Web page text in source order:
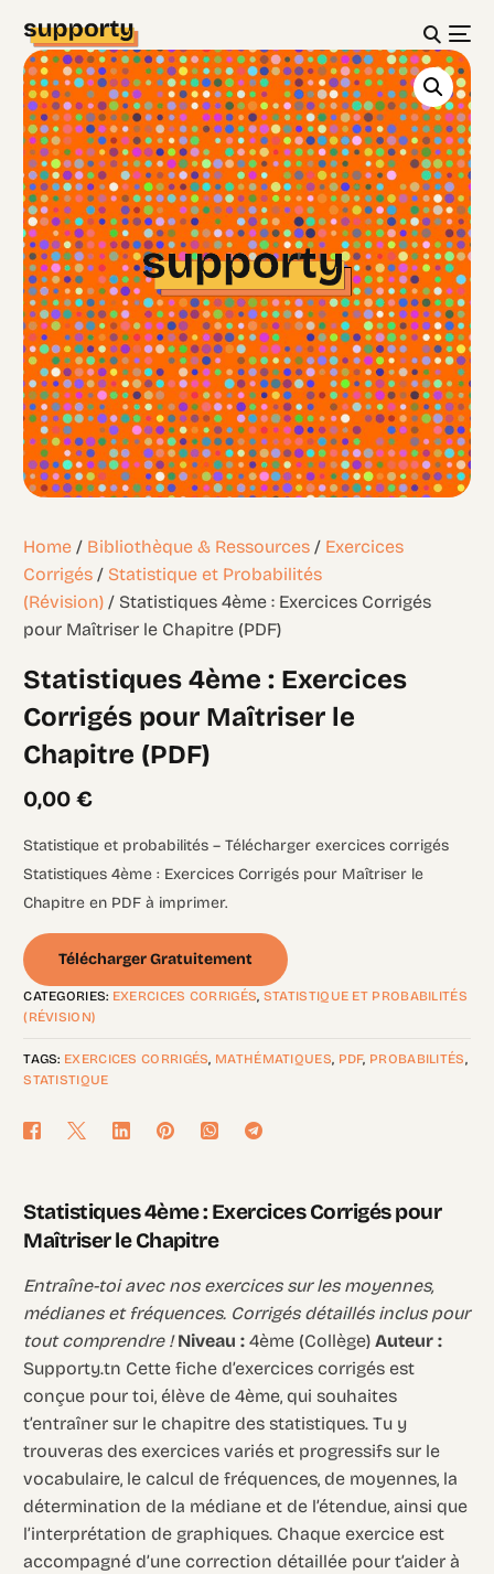
Home / Bibliothèque & Ressources / Exercices
Corrigés / Statistique et Probabilités
(Révision) / Statistiques 4ème : Exercices Corrigés
pour Maîtriser le Chapitre (PDF)
Statistiques 4ème : Exercices
Corrigés pour Maîtriser le
Chapitre (PDF)
0,00€
Statistique et probabilités – Télécharger exercices corrigés
Statistiques 4ème : Exercices Corrigés pour Maîtriser le
Chapitre en PDF à imprimer.
Télécharger Gratuitement
CATEGORIES: EXERCICES CORRIGÉS, STATISTIQUE ET PROBABILITÉS
(RÉVISION)
TAGS: EXERCICES CORRIGÉS, MATHÉMATIQUES, PDF, PROBABILITÉS,
STATISTIQUE
Statistiques 4ème : Exercices Corrigés pour
Maîtriser le Chapitre
Entraîne-toi avec nos exercices sur les moyennes,
médianes et fréquences. Corrigés détaillés inclus pour
tout comprendre ! Niveau : 4ème (Collège)Auteur :
Supporty.tn Cette fiche d’exercices corrigés est
conçue pour toi, élève de 4ème, qui souhaites
t’entraîner sur le chapitre des statistiques. Tu y
trouveras des exercices variés et progressifs sur le
vocabulaire, le calcul de fréquences, de moyennes, la
détermination de la médiane et de l’étendue, ainsi que
l’interprétation de graphiques. Chaque exercice est
accompagné d’une correction détaillée pour t’aider à